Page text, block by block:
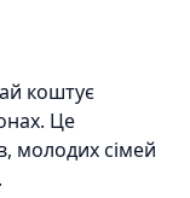
коштує
Це
молодих сімей